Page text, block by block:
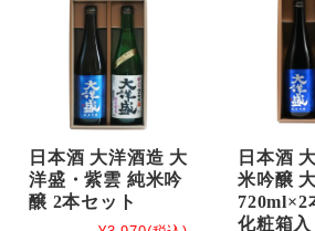
日本酒 大洋酒造 大
洋盛・紫雲 純米吟
醸 2本セット
日本酒
米吟醸
720ml×2
化粧箱